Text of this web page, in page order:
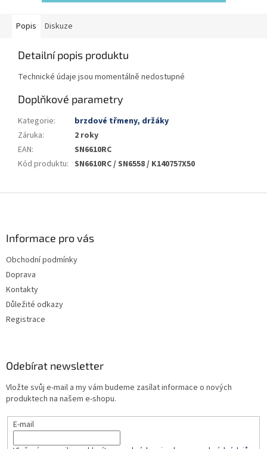
Popis Diskuze
Detailní popis produktu
Technické údaje jsou momentálně nedostupné
Doplňkové parametry
Kategorie:
brzdové třmeny, držáky
Záruka:
2 roky
EAN:
SN6610RC
Kód produktu: SN6610RC / SN6558 / K140757X50
Informace pro vás
Obchodní podmínky
Doprava
Kontakty
Důležité odkazy
Registrace
Odebírat newsletter
Vložte svůj e-mail a my vám budeme zasílat informace o nových
produktech na našem e-shopu.
E-mail